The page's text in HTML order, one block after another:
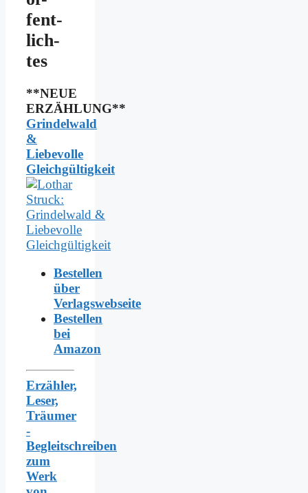
fent­
lich­
tes
**NEUE
ERZÄHLUNG**
Grindelwald
&
Liebevolle
Gleichgültigkeit
Bestellen
über
Verlagswebseite
Bestellen
bei
Amazon
Erzähler,
Leser,
Träumer
-
Begleitschreiben
zum
Werk